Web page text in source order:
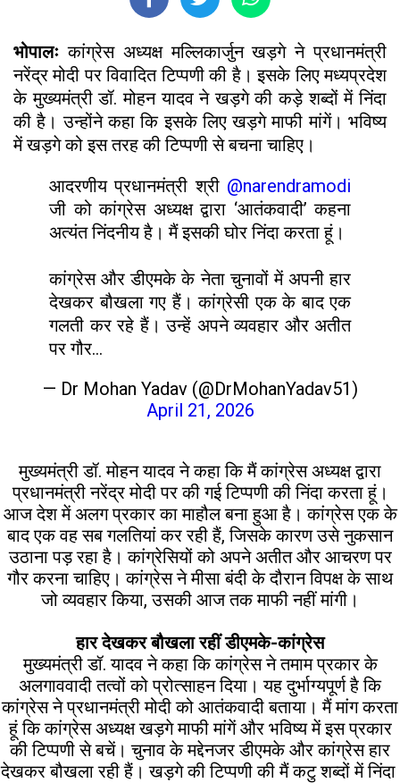
भोपालःकांग्रेस अध्यक्ष मल्लिकार्जुन खड़गे ने प्रधानमंत्री
नरेंद्र मोदी पर विवादित टिप्पणी की है। इसके लिए मध्यप्रदेश
के मुख्यमंत्री डॉ. मोहन यादव ने खड़गे की कड़े शब्दों में निंदा
की है। उन्होंने कहा कि इसके लिए खड़गे माफी मांगें। भविष्य
में खड़गे को इस तरह की टिप्पणी से बचना चाहिए।
आदरणीय प्रधानमंत्री श्री @narendramodi
जी को कांग्रेस अध्यक्ष द्वारा ‘आतंकवादी’ कहना
अत्यंत निंदनीय है। मैं इसकी घोर निंदा करता हूं।
कांग्रेस और डीएमके के नेता चुनावों में अपनी हार
देखकर बौखला गए हैं। कांग्रेसी एक के बाद एक
गलती कर रहे हैं। उन्हें अपने व्यवहार और अतीत
पर गौर…
— Dr Mohan Yadav (@DrMohanYadav51)
April 21, 2026
मुख्यमंत्री डॉ. मोहन यादव ने कहा कि मैं कांग्रेस अध्यक्ष द्वारा
प्रधानमंत्री नरेंद्र मोदी पर की गई टिप्पणी की निंदा करता हूं।
आज देश में अलग प्रकार का माहौल बना हुआ है। कांग्रेस एक के
बाद एक वह सब गलतियां कर रही हैं, जिसके कारण उसे नुकसान
उठाना पड़ रहा है। कांग्रेसियों को अपने अतीत और आचरण पर
गौर करना चाहिए। कांग्रेस ने मीसा बंदी के दौरान विपक्ष के साथ
जो व्यवहार किया, उसकी आज तक माफी नहीं मांगी।
हार देखकर बौखला रहीं डीएमके-कांग्रेस
मुख्यमंत्री डॉ. यादव ने कहा कि कांग्रेस ने तमाम प्रकार के
अलगाववादी तत्वों को प्रोत्साहन दिया। यह दुर्भाग्यपूर्ण है कि
कांग्रेस ने प्रधानमंत्री मोदी को आतंकवादी बताया। मैं मांग करता
हूं कि कांग्रेस अध्यक्ष खड़गे माफी मांगें और भविष्य में इस प्रकार
की टिप्पणी से बचें। चुनाव के मद्देनजर डीएमके और कांग्रेस हार
देखकर बौखला रही हैं। खड़गे की टिप्पणी की मैं कटु शब्दों में निंदा